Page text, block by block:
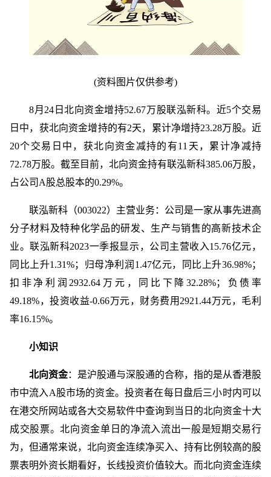
(资料图片仅供参考)
8月24日北向资金增持52.67万股联泓新科。近5个交易
日中，获北向资金增持的有2天，累计净增持23.28万股。近
20个交易日中，获北向资金减持的有11天，累计净减持
72.78万股。截至目前，北向资金持有联泓新科385.06万股，
占公司A股总股本的0.29%。
联泓新科（003022）主营业务：公司是一家从事先进高
分子材料及特种化学品的研发、生产与销售的高新技术企
业。联泓新科2023一季报显示，公司主营收入15.76亿元，
同比上升1.31%；归母净利润1.47亿元，同比上升36.98%；
扣非净利润2932.64万元，同比下降32.28%；负债率
49.18%，投资收益-0.66万元，财务费用2921.44万元，毛利
率16.15%。
小知识
北向资金：是沪股通与深股通的合称，指的是从香港股
市中流入A股市场的资金。投资者在每日盘后三小时内可以
在港交所网站或各大交易软件中查询到当日的北向资金十大
成交股票。北向资金单日的净流入流出一般是短期交易行
为，但通常来说，北向资金连续净买入、持有比例较高的股
票表明外资长期看好，长线投资价值较大。而北向资金连续